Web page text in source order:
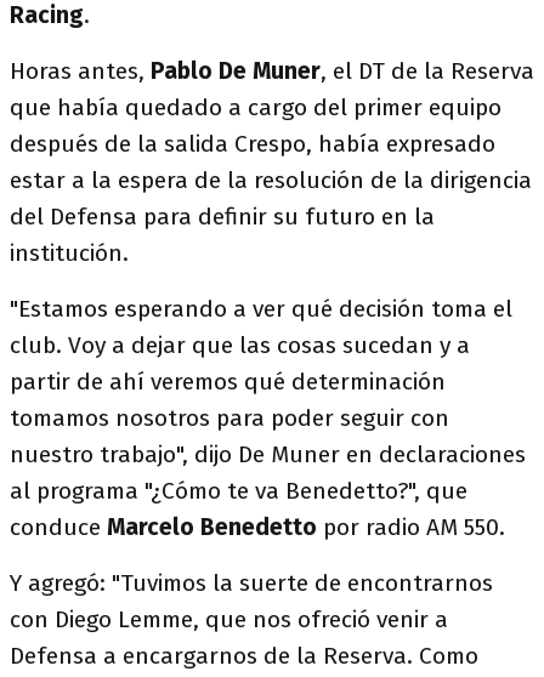
Racing.
Horas antes, Pablo De Muner, el DT de la Reserva
que había quedado a cargo del primer equipo
después de la salida Crespo, había expresado
estar a la espera de la resolución de la dirigencia
del Defensa para definir su futuro en la
institución.
"Estamos esperando a ver qué decisión toma el
club. Voy a dejar que las cosas sucedan y a
partir de ahí veremos qué determinación
tomamos nosotros para poder seguir con
nuestro trabajo", dijo De Muner en declaraciones
al programa "¿Cómo te va Benedetto?", que
conduce Marcelo Benedetto por radio AM 550.
Y agregó: "Tuvimos la suerte de encontrarnos
con Diego Lemme, que nos ofreció venir a
Defensa a encargarnos de la Reserva. Como